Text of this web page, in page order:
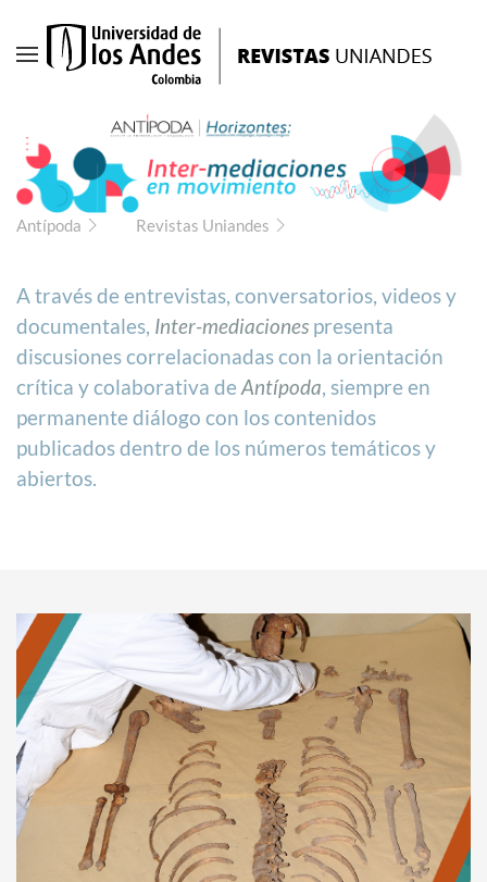
Ir
Antípoda Revistas Uniandes
A través de entrevistas, conversatorios, videos y
documentales, Inter-mediaciones presenta
discusiones correlacionadas con la orientación
crítica y colaborativa de Antípoda, siempre en
permanente diálogo con los contenidos
publicados dentro de los números temáticos y
abiertos.